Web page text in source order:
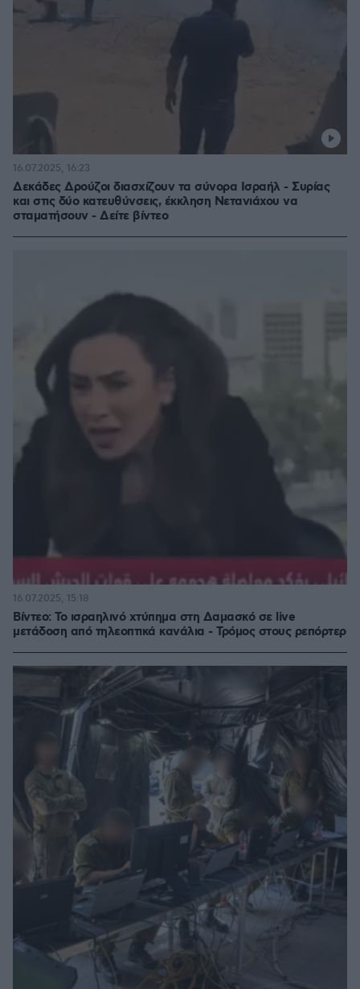
Δεκάδες Δρούζοι διασχίζουν τα σύνορα Ισραήλ - Συρίας
και στις δύο κατευθύνσεις, έκκληση Νετανιάχου να
σταματήσουν - Δείτε βίντεο
16.07.2025, 16:23
Βίντεο: Το ισραηλινό χτύπημα στη Δαμασκό σε live
μετάδοση από τηλεοπτικά κανάλια - Τρόμος στους ρεπόρτερ
16.07.2025, 15:18